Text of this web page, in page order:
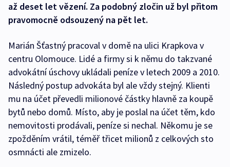
až deset let vězení. Za podobný zločin už byl přitom
pravomocně odsouzený na pět let.
Marián Šťastný pracoval v domě na ulici Krapkova v
centru Olomouce. Lidé a firmy si k němu do takzvané
advokátní úschovy ukládali peníze v letech 2009 a 2010.
Následný postup advokáta byl ale vždy stejný. Klienti
mu na účet převedli milionové částky hlavně za koupě
bytů nebo domů. Místo, aby je poslal na účet těm, kdo
nemovitosti prodávali, peníze si nechal. Někomu je se
zpožděním vrátil, téměř třicet milionů z celkových sto
osmnácti ale zmizelo.